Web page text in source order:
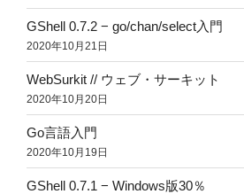
GShell 0.7.2 − go/chan/select入門
2020年10月21日
WebSurkit // ウェブ・サーキット
2020年10月20日
Go言語入門
2020年10月19日
GShell 0.7.1 − Windows版30％